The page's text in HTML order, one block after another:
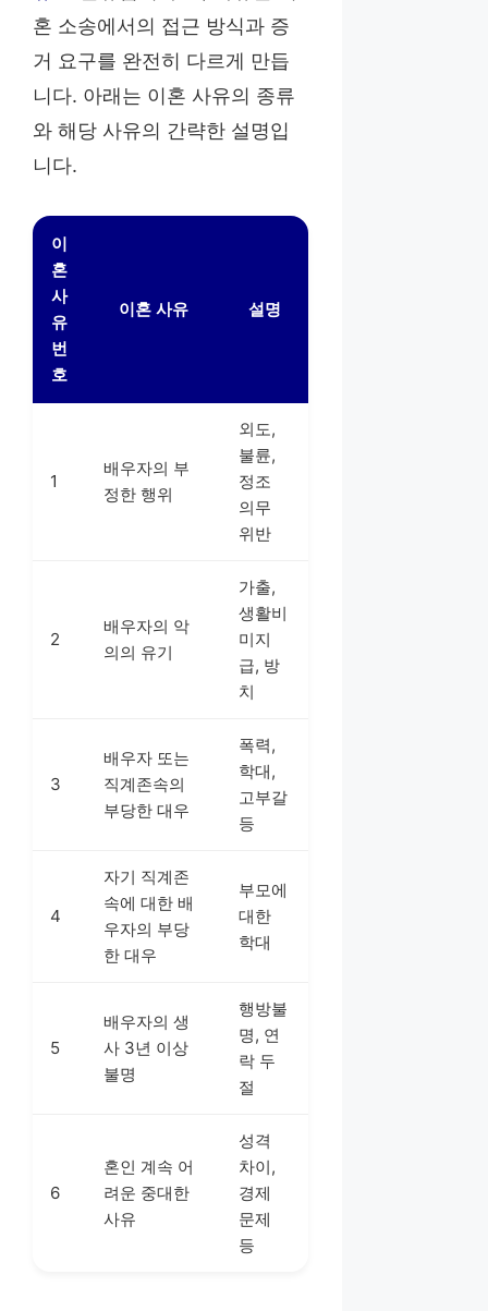
혼 소송에서의 접근 방식과 증
거 요구를 완전히 다르게 만듭
니다. 아래는 이혼 사유의 종류
와 해당 사유의 간략한 설명입
니다.
이
혼
사
유
번
호
이혼 사유 설명
1
배우자의 부
정한 행위
외도,
불륜,
정조
의무
위반
2
배우자의 악
의의 유기
가출,
생활비
미지
급, 방
치
3
배우자 또는
직계존속의
부당한 대우
폭력,
학대,
고부갈
등
4
자기 직계존
속에 대한 배
우자의 부당
한 대우
부모에
대한
학대
5
배우자의 생
사 3년 이상
불명
행방불
명, 연
락 두
절
6
혼인 계속 어
려운 중대한
사유
성격
차이,
경제
문제
등